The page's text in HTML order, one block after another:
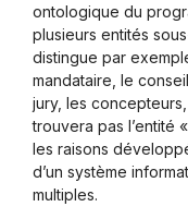
ontologique du
plusieurs entités
distingue par
mandataire, le
jury, les
trouvera pas l’entité
les raisons
d’un système
multiples.